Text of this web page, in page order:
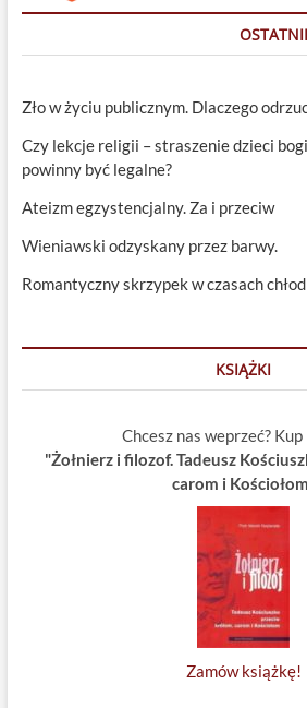
Zło w życiu publicznym. Dlaczego
Czy lekcje religii – straszenie dzieci
powinny być legalne?
Ateizm egzystencjalny. Za i przeciw
Wieniawski odzyskany przez barwy.
Romantyczny skrzypek w czasach
KSIĄŻKI
Chcesz nas weprzeć?
"Żołnierz i filozof. Tadeusz
carom i
Zamów książkę!